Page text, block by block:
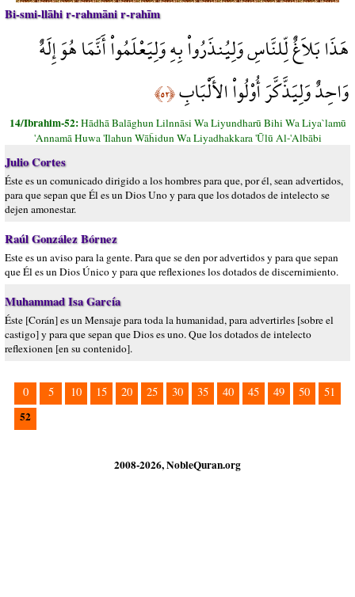
Bi-smi-llāhi r-rahmāni r-rahīm
هَذَا بَلاَغٌ لِّلنَّاسِ وَلِيُنذَرُواْ بِهِ وَلِيَعْلَمُواْ أَنَّمَا هُوَ إِلَهٌ
وَاحِدٌ وَلِيَذَّكَّرَ أُوْلُواْ الأَلْبَابِ﴿٥٢﴾
14/Ibrahim-52:Hādhā Balāghun Lilnnāsi Wa Liyundharū Bihi Wa Liya`lamū
'Annamā Huwa 'Ilahun Wāĥidun Wa Liyadhakkara 'Ūlū Al-'Albābi
Julio Cortes
Éste es un comunicado dirigido a los hombres para que, por él, sean advertidos,
para que sepan que Él es un Dios Uno y para que los dotados de intelecto se
dejen amonestar.
Raúl González Bórnez
Este es un aviso para la gente. Para que se den por advertidos y para que sepan
que Él es un Dios Único y para que reflexiones los dotados de discernimiento.
Muhammad Isa García
Éste [Corán] es un Mensaje para toda la humanidad, para advertirles [sobre el
castigo] y para que sepan que Dios es uno. Que los dotados de intelecto
reflexionen [en su contenido].
0 5 10 15 20 25 30 35 40 45 49 50 51
52
2008-2026, NobleQuran.org